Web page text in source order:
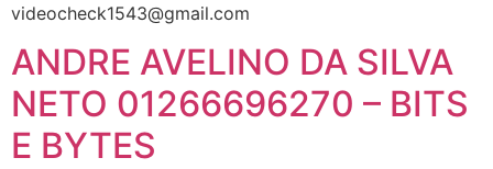
videocheck1543@gmail.com
ANDRE AVELINO DA SILVA
NETO 01266696270 – BITS
E BYTES